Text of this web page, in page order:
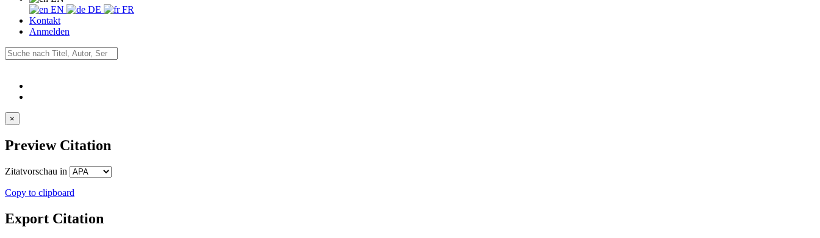
EN
DE
FR
Kontakt
Anmelden
×
Preview Citation
Zitatvorschau in
Copy to clipboard
Export Citation